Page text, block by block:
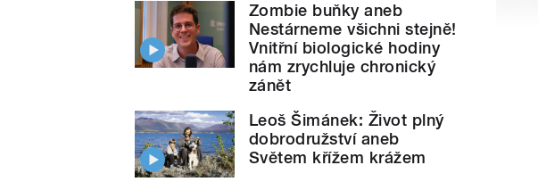
Zombie buňky aneb
Nestárneme všichni stejně!
Vnitřní biologické hodiny
nám zrychluje chronický
zánět
Leoš Šimánek: Život plný
dobrodružství aneb
Světem křížem krážem